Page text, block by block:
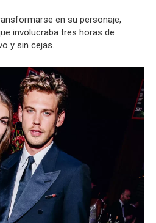
en su personaje,
involucraba tres horas de
y sin cejas.